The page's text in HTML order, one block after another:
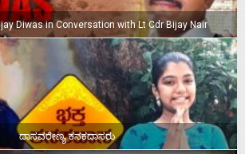
Diwas in Conversation with Lt Cdr Bijay Nair
ದಾಸವರೇಣ್ಯ ಕನಕದಾಸರು